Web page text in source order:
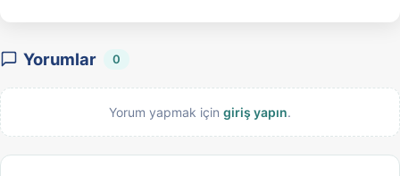
Yorumlar 0
Yorum yapmak için giriş yapın.